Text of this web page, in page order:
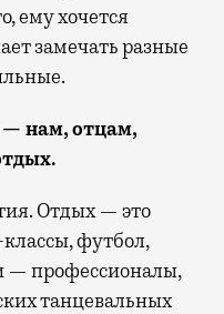
ему хочется
замечать разные
— нам, отцам,
Отдых — это
классы, футбол,
— профессионалы,
танцевальных